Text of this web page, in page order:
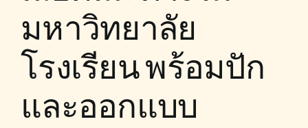
มหาวิทยาลัย
โรงเรียน พร้อมปัก
และออกแบบ